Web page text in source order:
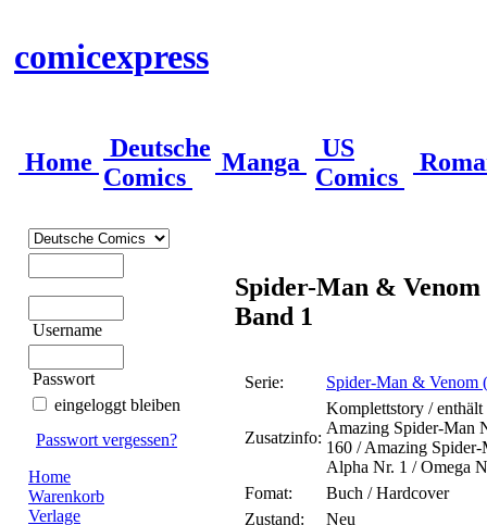
comicexpress
Home
Deutsche
Comics
Manga
US
Comics
Username
Passwort
eingeloggt bleiben
Passwort vergessen?
Home
Warenkorb
Verlage
Spider-Man & Venom
Band 1
Serie: Spider-Man & Venom
Zusatzinfo:
Komplettstory /
Amazing Spider-Man
160 / Amazing
Alpha Nr. 1 / Omega
Fomat:
Buch / Hardcover
Zustand:
Neu